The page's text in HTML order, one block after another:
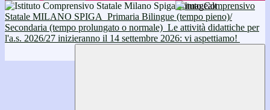
Istituto Comprensivo
Statale MILANO SPIGA Primaria Bilingue (tempo pieno)/
Secondaria (tempo prolungato o normale) Le attività didattiche per
l'a.s. 2026/27 inizieranno il 14 settembre 2026: vi aspettiamo!